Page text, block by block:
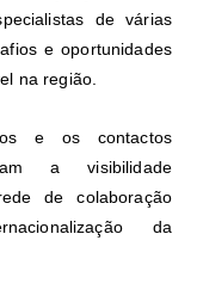
de várias
e oportunidades
na região.
e os contactos
a visibilidade
de colaboração
da